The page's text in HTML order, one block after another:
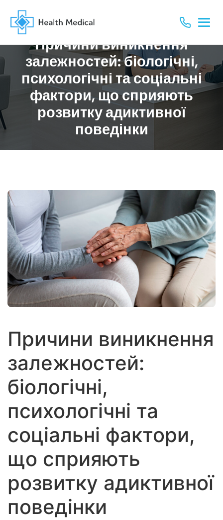
Причини виникнення
залежностей: біологічні,
психологічні та соціальні
фактори, що сприяють
розвитку адиктивної
поведінки
Причини виникнення
залежностей:
біологічні,
психологічні та
соціальні фактори,
що сприяють
розвитку адиктивної
поведінки